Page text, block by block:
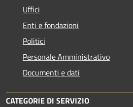
Uffici
Enti e fondazioni
Politici
Personale Amministrativo
Documenti e dati
CATEGORIE DI SERVIZIO